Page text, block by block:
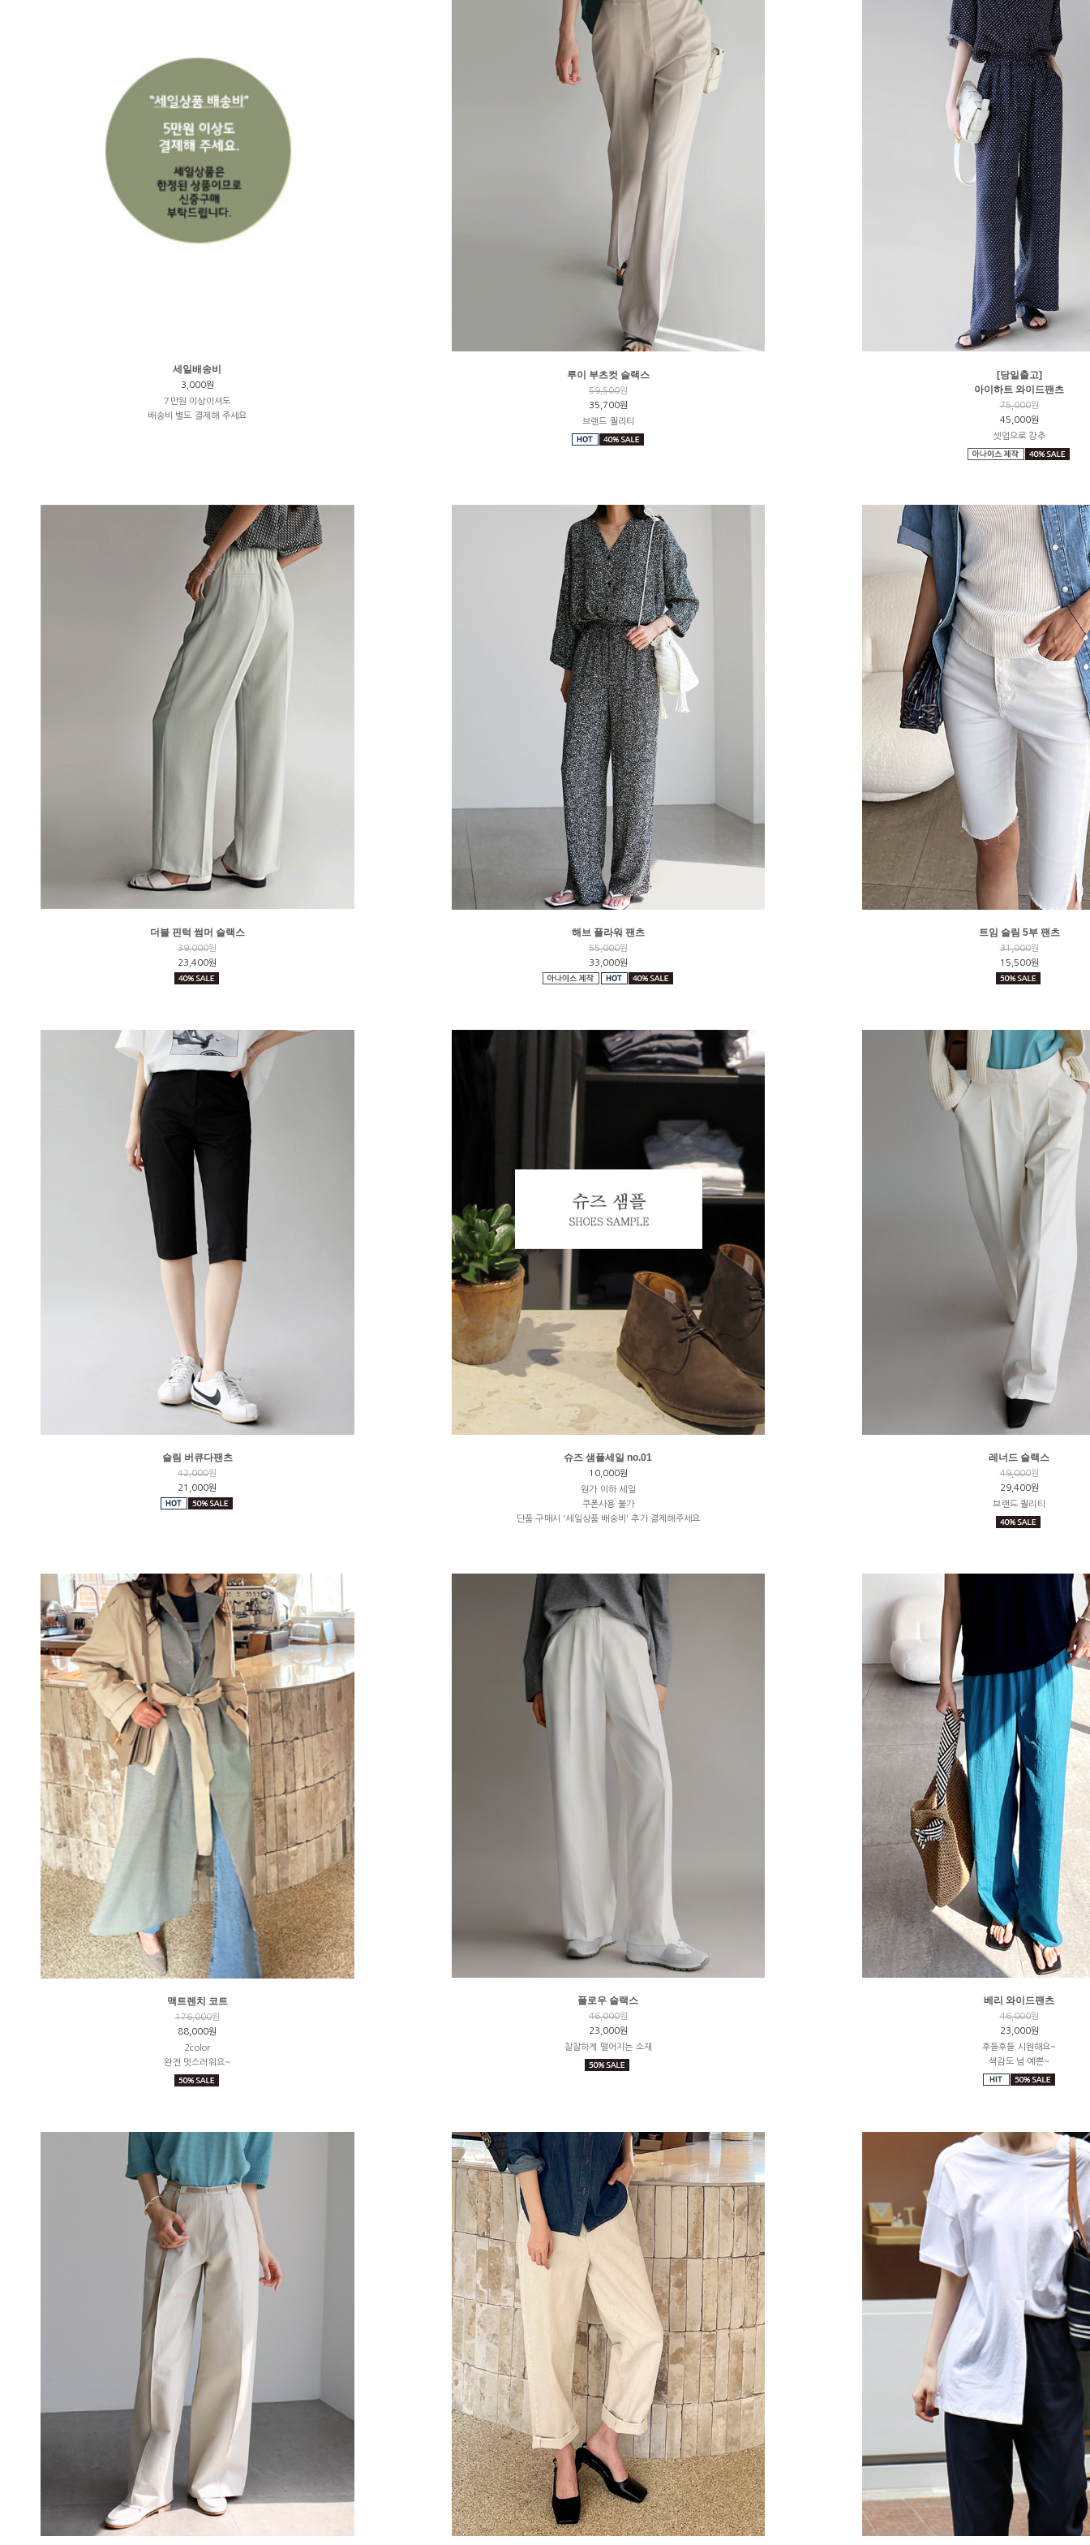
세일배송비
3,000원
7만원 이상이셔도
배송비 별도 결제해 주세요
루이 부츠컷 슬랙스
59,500원
35,700원
브랜드 퀄리티
[당일출고]
아이하트 와이드팬츠
75,000원
45,000원
셋업으로 강추
더블 핀턱 썸머 슬랙스
39,000원
23,400원
해브 플라워 팬츠
55,000원
33,000원
트임 슬림 5부 팬츠
31,000원
15,500원
슬림 버큐다팬츠
42,000원
21,000원
슈즈 샘플세일 no.01
10,000원
원가 이하 세일
쿠폰사용 불가
단품 구매시 '세일상품 배송비' 추가 결제해주세요
레너드 슬랙스
49,000원
29,400원
브랜드 퀄리티
맥트렌치 코트
176,000원
88,000원
2color
완전 멋스러워요~
플로우 슬랙스
46,000원
23,000원
찰찰하게 떨어지는 소재
베리 와이드팬츠
46,000원
23,000원
후들후들 시원해요~
색감도 넘 예쁜~